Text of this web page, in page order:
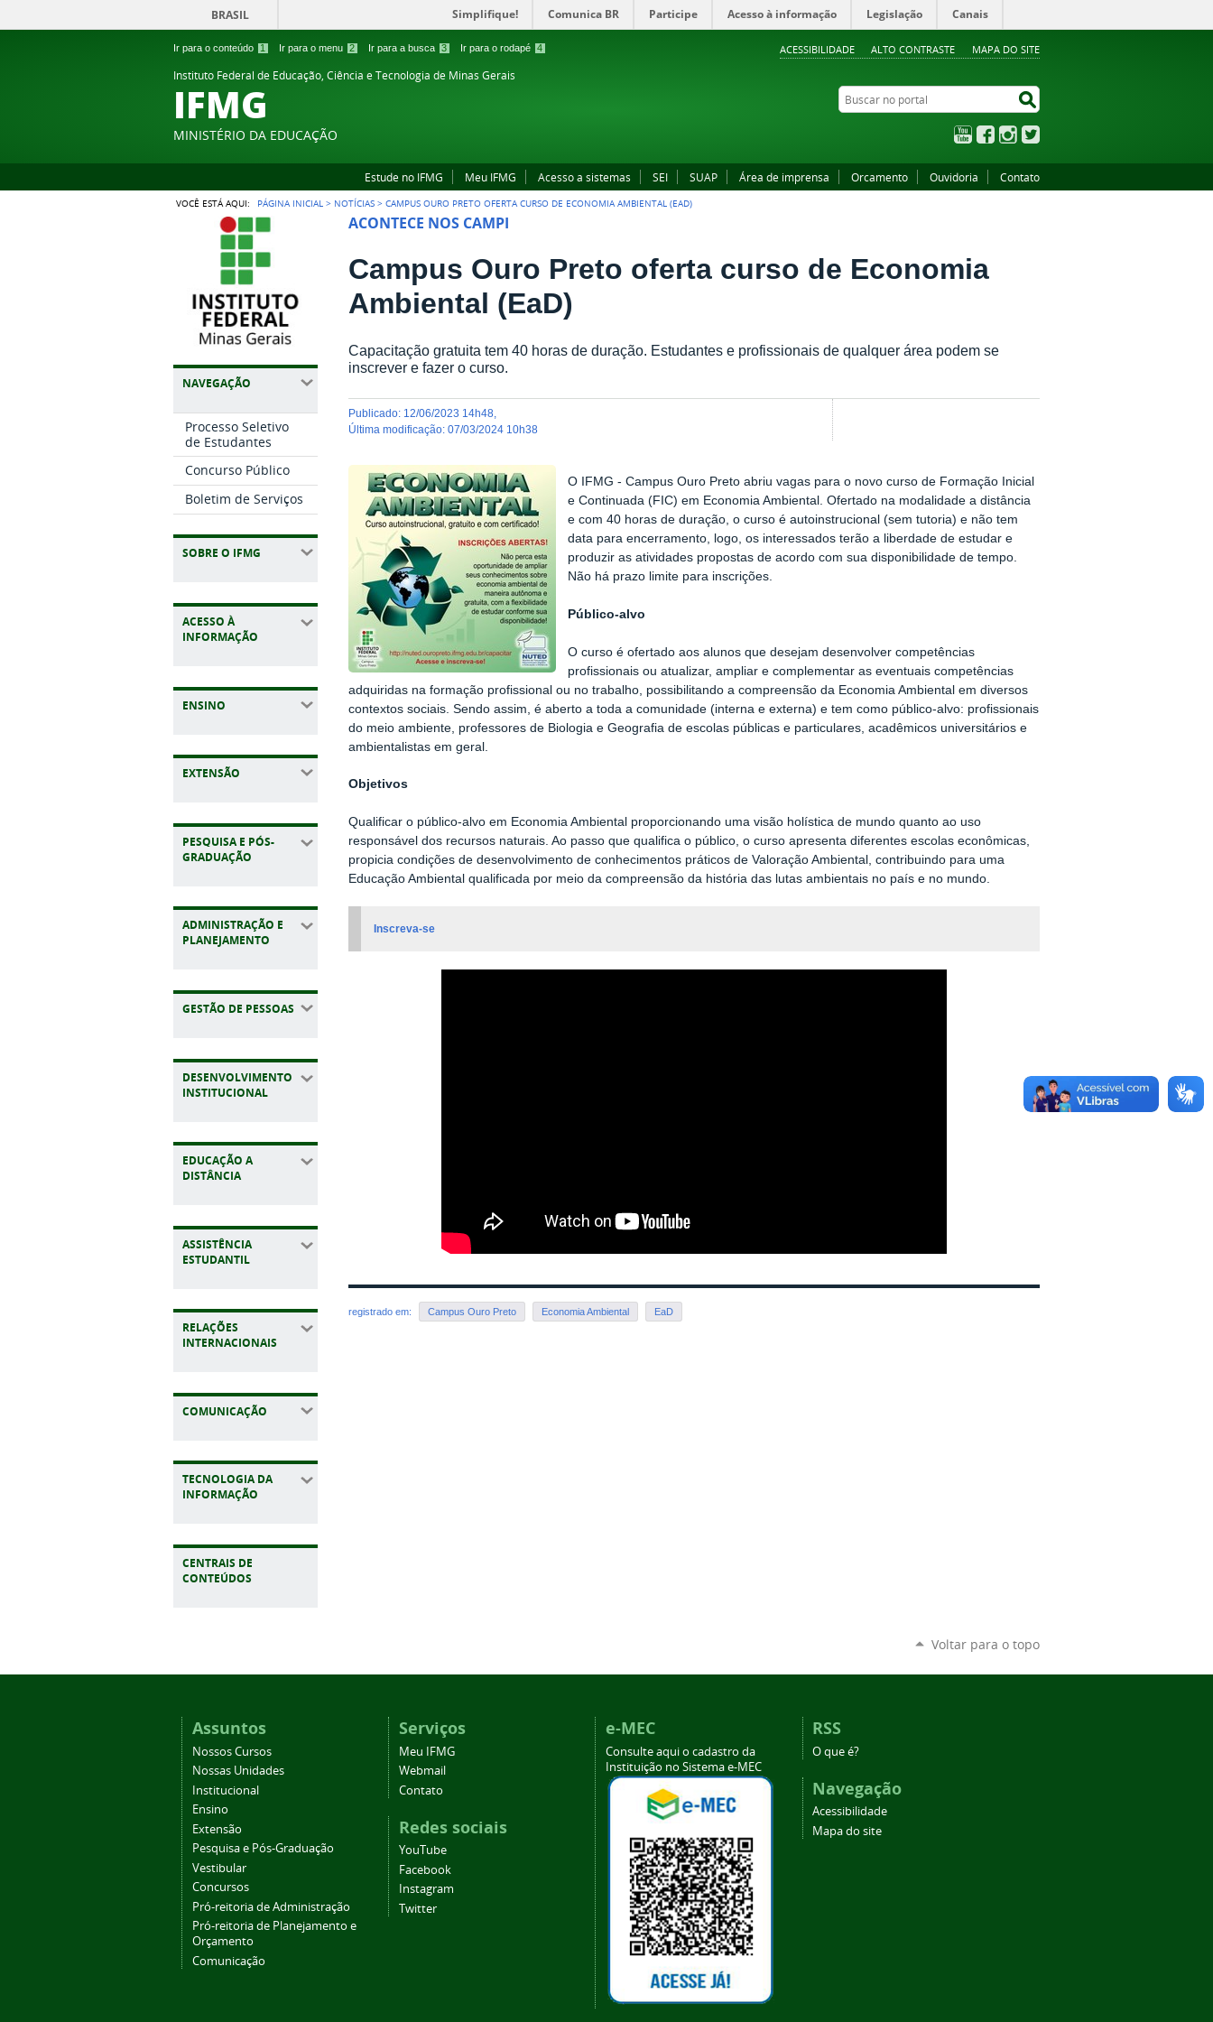
Ir para o conteúdo 1 Ir para o menu 2 Ir para a busca 3 Ir para o rodapé 4 ACESSIBILIDADE ALTO CONTRASTE MAPA DO SITE
BRASIL Simplifique! Comunica BR Participe Acesso à informação Legislação Canais
Instituto Federal de Educação, Ciência e Tecnologia de Minas Gerais
IFMG
MINISTÉRIO DA EDUCAÇÃO
Buscar no portal
YouTubeFacebookInstagram
Estude no IFMG Meu IFMG Acesso a sistemas SEI SUAP Área de imprensa Orcamento Ouvidoria Contato
VOCÊ ESTÁ AQUI: PÁGINA INICIAL > NOTÍCIAS >CAMPUS OURO PRETO OFERTA CURSO DE ECONOMIA AMBIENTAL (EAD)
NAVEGAÇÃO
Processo Seletivo
de Estudantes
Concurso Público
Boletim de Serviços
SOBRE O IFMG
ACESSO À
INFORMAÇÃO
ENSINO
EXTENSÃO
PESQUISA E PÓS-
GRADUAÇÃO
ADMINISTRAÇÃO E
PLANEJAMENTO
GESTÃO DE PESSOAS
DESENVOLVIMENTO
INSTITUCIONAL
EDUCAÇÃO A
DISTÂNCIA
ASSISTÊNCIA
ESTUDANTIL
RELAÇÕES
INTERNACIONAIS
COMUNICAÇÃO
TECNOLOGIA DA
INFORMAÇÃO
CENTRAIS DE
CONTEÚDOS
ACONTECE NOS CAMPI
Campus Ouro Preto oferta curso de Economia
Ambiental (EaD)
Capacitação gratuita tem 40 horas de duração. Estudantes e profissionais de qualquer área podem se
inscrever e fazer o curso.
publicado: 12/06/2023 14h48
última modificação:07/03/2024 10h38
O IFMG - Campus Ouro Preto abriu vagas para o novo curso de Formação Inicial
e Continuada (FIC) em Economia Ambiental. Ofertado na modalidade a distância
e com 40 horas de duração, o curso é autoinstrucional (sem tutoria) e não tem
data para encerramento, logo, os interessados terão a liberdade de estudar e
produzir as atividades propostas de acordo com sua disponibilidade de tempo.
Não há prazo limite para inscrições.
Público-alvo
O curso é ofertado aos alunos que desejam desenvolver competências
profissionais ou atualizar, ampliar e complementar as eventuais competências
adquiridas na formação profissional ou no trabalho, possibilitando a compreensão da Economia Ambiental em diversos
contextos sociais. Sendo assim, é aberto a toda a comunidade (interna e externa) e tem como público-alvo: profissionais
do meio ambiente, professores de Biologia e Geografia de escolas públicas e particulares, acadêmicos universitários e
ambientalistas em geral.
Objetivos
Qualificaro público-alvo em Economia Ambiental proporcionando uma visão holística de mundo quanto ao uso
responsável dos recursos naturais. Ao passo que qualifica o público, o curso apresenta diferentes escolas econômicas,
propicia condições de desenvolvimento de conhecimentos práticos de Valoração Ambiental, contribuindo para uma
Educação Ambiental qualificada por meio da compreensão da história das lutas ambientais no país e no mundo.
Inscreva-se
registrado em: Campus Ouro Preto Economia Ambiental EaD
Voltar para o topo
Assuntos
Nossos Cursos
Nossas Unidades
Institucional
Ensino
Extensão
Pesquisa e Pós-Graduação
Vestibular
Concursos
Pró-reitoria de Administração
Pró-reitoria de Planejamento e
Orçamento
Comunicação
Serviços
Meu IFMG
Webmail
Contato
Redes sociais
YouTube
Facebook
Instagram
Twitter
e-MEC
Consulte aqui o cadastro da
Instituição no Sistema e-MEC
RSS
O que é?
Navegação
Acessibilidade
Mapa do site